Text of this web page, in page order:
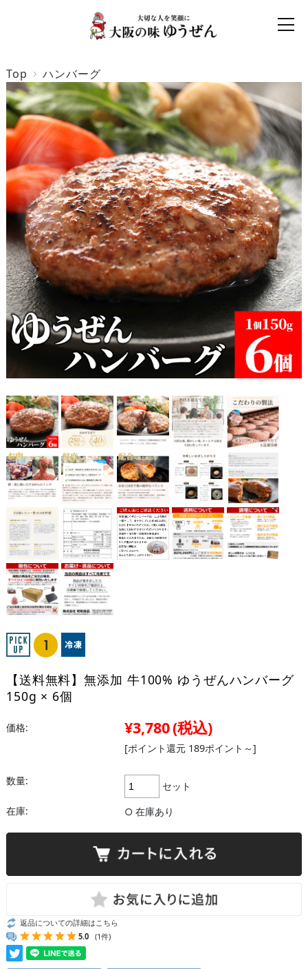
Top ハンバーグ
【送料無料】無添加 牛100% ゆうぜんハンバーグ
150g × 6個
価格: ¥3,780(税込)
[ポイント還元 189ポイント～]
数量:
セット
在庫:
○ 在庫あり
返品についての詳細はこちら
5.0
(1件)